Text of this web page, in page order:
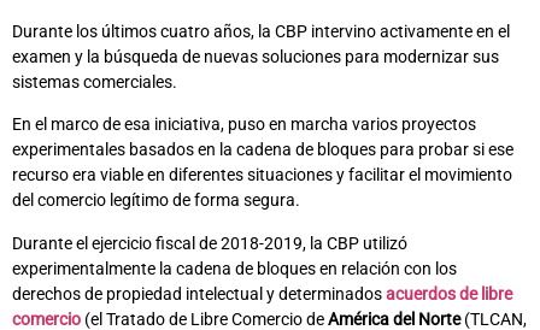
Durante los últimos cuatro años, la CBP intervino activamente en el
examen y la búsqueda de nuevas soluciones para modernizar sus
sistemas comerciales.
En el marco de esa iniciativa, puso en marcha varios proyectos
experimentales basados en la cadena de bloques para probar si ese
recurso era viable en diferentes situaciones y facilitar el movimiento
del comercio legítimo de forma segura.
Durante el ejercicio fiscal de 2018-2019, la CBP utilizó
experimentalmente la cadena de bloques en relación con los
derechos de propiedad intelectual y determinadosacuerdos de libre
comercio (el Tratado de Libre Comercio deAmérica del Norte(TLCAN,